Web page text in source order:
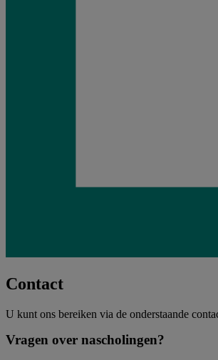
Contact
U kunt ons bereiken via de onderstaande
Vragen over nascholingen?